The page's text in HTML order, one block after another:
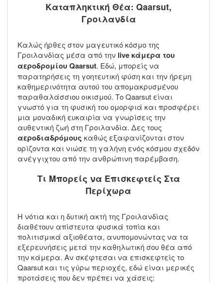
Καταπληκτική Θέα: Qaarsut,
Γροιλανδία
Καλώς ήρθες στον μαγευτικό κόσμο της
Γροιλανδίας μέσα από την live κάμερα του
αεροδρομίου Qaarsut. Εδώ, μπορείς να
παρατηρήσεις τη γοητευτική φύση και την ήρεμη
καθημερινότητα αυτού του απομακρυσμένου
παραθαλάσσιου οικισμού. Το Qaarsut είναι
γνωστό για τη φυσική του ομορφιά και προσφέρει
μια μοναδική ευκαιρία να γνωρίσεις την
αυθεντική ζωή στη Γροιλανδία. Δες τους
αεροδιαδρόμους καθώς εξαφανίζονται στον
ορίζοντα και νιώσε τη γαλήνη ενός κόσμου σχεδόν
ανέγγιχτου από την ανθρώπινη παρέμβαση.
Τι Μπορείς να Επισκεφτείς Στα
Περίχωρα
Η νότια και η δυτική ακτή της Γροιλανδίας
διαθέτουν απίστευτα φυσικά τοπία και
πολιτισμικά αξιοθέατα, ανυπομονώντας να τα
εξερευνήσεις μετά την καθηλωτική σου θέα από
την κάμερα. Αν σκέφτεσαι να επισκεφτείς το
Qaarsut και τις γύρω περιοχές, εδώ είναι μερικές
προτάσεις που δεν πρέπει να χάσεις: